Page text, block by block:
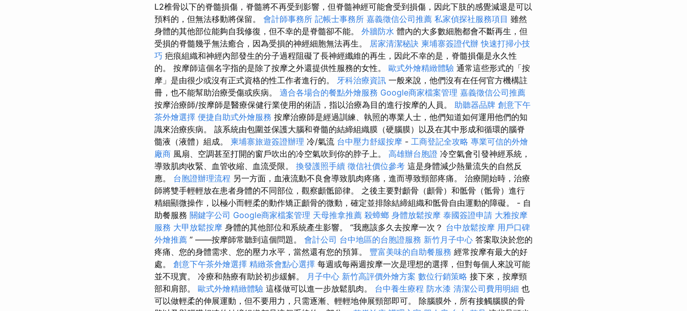
L2椎骨以下的脊髓損傷，脊髓將不再受到影響，但脊髓神經可能會受到損傷，因此下肢的感覺減退是可以
預料的，但無法移動將保留。 會計師事務所 記帳士事務所 嘉義徵信公司推薦 私家偵探社服務項目 雖然
身體的其他部位能夠自我修復，但不幸的是脊髓卻不能。 外牆防水 體內的大多數細胞都會不斷再生，但
受損的脊髓幾乎無法癒合，因為受損的神經細胞無法再生。 居家清潔秘訣 柬埔寨簽證代辦 快速打掃小技
巧 疤痕組織和神經內部發生的分子過程阻礙了長神經纖維的再生，因此不幸的是，脊髓損傷是永久性
的。 按摩師這個名字指的是除了按摩之外還提供性服務的女性。 歐式外燴精緻體驗 通常這些形式的「按
摩」是由很少或沒有正式資格的性工作者進行的。 牙科治療資訊 一般來說，他們沒有在任何官方機構註
冊，也不能幫助治療受傷或疾病。 適合各場合的餐點外燴服務 Google商家檔案管理 嘉義徵信公司推薦
按摩治療師/按摩師是醫療保健行業使用的術語，指以治療為目的進行按摩的人員。 助聽器品牌 創意下午
茶外燴選擇 便捷自助式外燴服務 按摩治療師是經過訓練、執照的專業人士，他們知道如何運用他們的知
識來治療疾病。 該系統由包圍並保護大腦和脊髓的結締組織膜（硬腦膜）以及在其中形成和循環的腦脊
髓液（液體）組成。 柬埔寨旅遊簽證辦理 冷/氣流 台中壓力舒緩按摩 - 工商登記全攻略 專業可信的外燴
廠商 風扇、空調甚至打開的窗戶吹出的冷空氣吹到你的脖子上。 高雄辦台胞證 冷空氣會引發神經系統，
導致肌肉收緊、血管收縮、血流受限。 換發護照手續 徵信社價位參考 這是身體減少熱量流失的自然反
應。 台胞證辦理流程 另一方面，血液流動不良會導致肌肉疼痛，進而導致頸部疼痛。 治療開始時，治療
師將雙手輕輕放在患者身體的不同部位，觀察顱骶節律。 之後主要對顱骨（顱骨）和骶骨（骶骨）進行
精細顯微操作，以極小而輕柔的動作矯正顱骨的微動，確定並排除結締組織和骶骨自由運動的障礙。 - 自
助餐服務 關鍵字公司 Google商家檔案管理 天母推拿推薦 殺蟑螂 身體放鬆按摩 泰國簽證申請 大雅按摩
服務 大甲放鬆按摩 身體的其他部位和系統產生影響。 “我應該多久去按摩一次？ 台中放鬆按摩 用戶口碑
外燴推薦 ” ——按摩師常聽到這個問題。 會計公司 台中地區的台胞證服務 新竹月子中心 答案取決於您的
疼痛、您的身體需求、您的壓力水平，當然還有您的預算。 豐富美味的自助餐服務 經常按摩有最大的好
處。 創意下午茶外燴選擇 精緻茶會點心選擇 每週或每兩週按摩一次是理想的選擇，但對每個人來說可能
並不現實。 冷療和熱療有助於初步緩解。
月子中心 新竹高評價外燴方案 數位行銷策略 接下來，按摩頸
部和肩部。 歐式外燴精緻體驗 這樣做可以進一步放鬆肌肉。 台中養生療程 防水漆 清潔公司費用明細 也
可以做輕柔的伸展運動，但不要用力，只需逐漸、輕輕地伸展頸部即可。 除腦膜外，所有接觸腦膜的骨